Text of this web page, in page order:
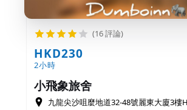
(16 評論)
HKD230
2小時
小飛象旅舍
九龍尖沙咀麼地道32-48號麗東大廈3樓